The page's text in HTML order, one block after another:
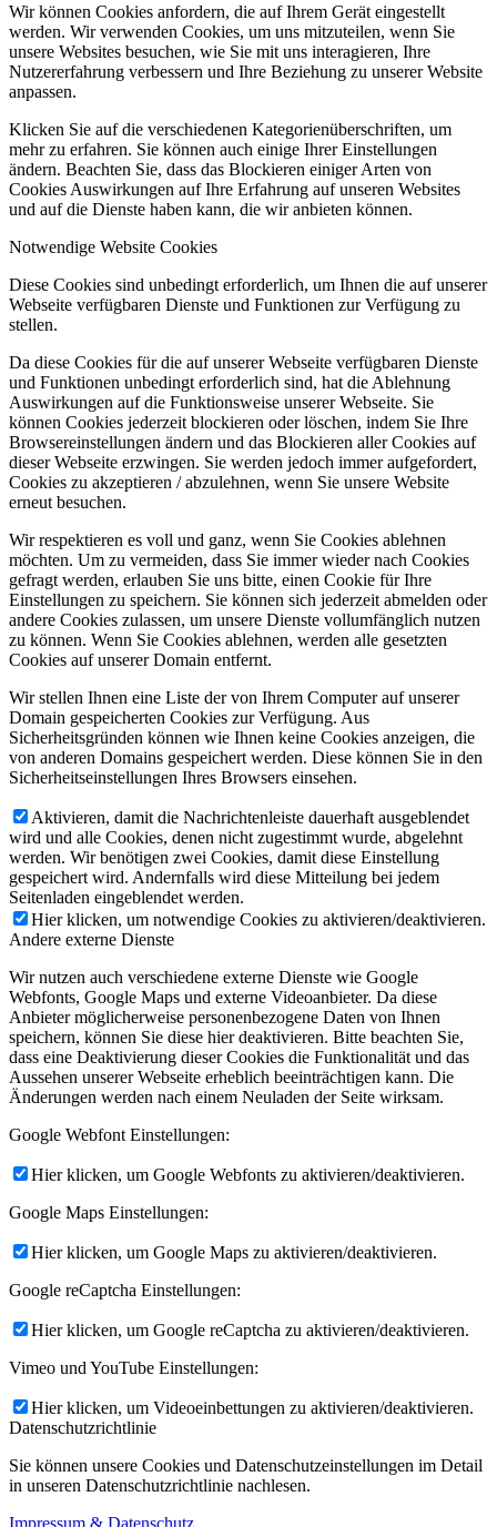
Wir können Cookies anfordern, die auf Ihrem Gerät eingestellt
werden. Wir verwenden Cookies, um uns mitzuteilen, wenn Sie
unsere Websites besuchen, wie Sie mit uns interagieren, Ihre
Nutzererfahrung verbessern und Ihre Beziehung zu unserer Website
anpassen.
Klicken Sie auf die verschiedenen Kategorienüberschriften, um
mehr zu erfahren. Sie können auch einige Ihrer Einstellungen
ändern. Beachten Sie, dass das Blockieren einiger Arten von
Cookies Auswirkungen auf Ihre Erfahrung auf unseren Websites
und auf die Dienste haben kann, die wir anbieten können.
Notwendige Website Cookies
Diese Cookies sind unbedingt erforderlich, um Ihnen die auf unserer
Webseite verfügbaren Dienste und Funktionen zur Verfügung zu
stellen.
Da diese Cookies für die auf unserer Webseite verfügbaren Dienste
und Funktionen unbedingt erforderlich sind, hat die Ablehnung
Auswirkungen auf die Funktionsweise unserer Webseite. Sie
können Cookies jederzeit blockieren oder löschen, indem Sie Ihre
Browsereinstellungen ändern und das Blockieren aller Cookies auf
dieser Webseite erzwingen. Sie werden jedoch immer aufgefordert,
Cookies zu akzeptieren / abzulehnen, wenn Sie unsere Website
erneut besuchen.
Wir respektieren es voll und ganz, wenn Sie Cookies ablehnen
möchten. Um zu vermeiden, dass Sie immer wieder nach Cookies
gefragt werden, erlauben Sie uns bitte, einen Cookie für Ihre
Einstellungen zu speichern. Sie können sich jederzeit abmelden oder
andere Cookies zulassen, um unsere Dienste vollumfänglich nutzen
zu können. Wenn Sie Cookies ablehnen, werden alle gesetzten
Cookies auf unserer Domain entfernt.
Wir stellen Ihnen eine Liste der von Ihrem Computer auf unserer
Domain gespeicherten Cookies zur Verfügung. Aus
Sicherheitsgründen können wie Ihnen keine Cookies anzeigen, die
von anderen Domains gespeichert werden. Diese können Sie in den
Sicherheitseinstellungen Ihres Browsers einsehen.
Aktivieren, damit die Nachrichtenleiste dauerhaft ausgeblendet
wird und alle Cookies, denen nicht zugestimmt wurde, abgelehnt
werden. Wir benötigen zwei Cookies, damit diese Einstellung
gespeichert wird. Andernfalls wird diese Mitteilung bei jedem
Seitenladen eingeblendet werden.
Hier klicken, um notwendige Cookies zu aktivieren/deaktivieren.
Andere externe Dienste
Wir nutzen auch verschiedene externe Dienste wie Google
Webfonts, Google Maps und externe Videoanbieter. Da diese
Anbieter möglicherweise personenbezogene Daten von Ihnen
speichern, können Sie diese hier deaktivieren. Bitte beachten Sie,
dass eine Deaktivierung dieser Cookies die Funktionalität und das
Aussehen unserer Webseite erheblich beeinträchtigen kann. Die
Änderungen werden nach einem Neuladen der Seite wirksam.
Google Webfont Einstellungen:
Hier klicken, um Google Webfonts zu aktivieren/deaktivieren.
Google Maps Einstellungen:
Hier klicken, um Google Maps zu aktivieren/deaktivieren.
Google reCaptcha Einstellungen:
Hier klicken, um Google reCaptcha zu aktivieren/deaktivieren.
Vimeo und YouTube Einstellungen:
Hier klicken, um Videoeinbettungen zu aktivieren/deaktivieren.
Datenschutzrichtlinie
Sie können unsere Cookies und Datenschutzeinstellungen im Detail
in unseren Datenschutzrichtlinie nachlesen.
Impressum & Datenschutz